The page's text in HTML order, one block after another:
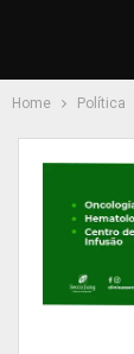
Home Política